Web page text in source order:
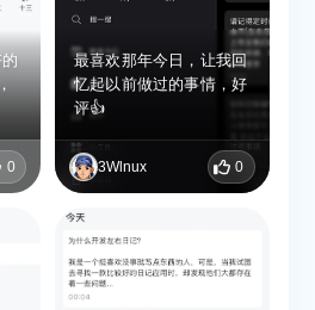
的
0
最喜欢那年今日，让我回
忆起以前做过的事情，好
评👍
3Wlnux 0